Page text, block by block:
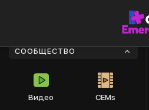
СООБЩЕСТВО
Видео CEMs